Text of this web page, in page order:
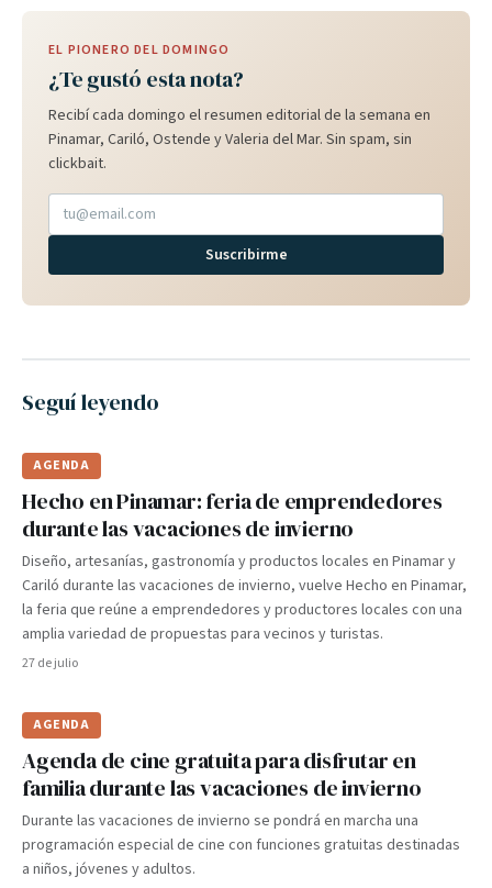
EL PIONERO DEL DOMINGO
¿Te gustó esta nota?
Recibí cada domingo el resumen editorial de la semana en
Pinamar, Cariló, Ostende y Valeria del Mar. Sin spam, sin
clickbait.
Suscribirme
Seguí leyendo
AGENDA
Hecho en Pinamar: feria de emprendedores
durante las vacaciones de invierno
Diseño, artesanías, gastronomía y productos locales en Pinamar y
Cariló durante las vacaciones de invierno, vuelve Hecho en Pinamar,
la feria que reúne a emprendedores y productores locales con una
amplia variedad de propuestas para vecinos y turistas.
27 de julio
AGENDA
Agenda de cine gratuita para disfrutar en
familia durante las vacaciones de invierno
Durante las vacaciones de invierno se pondrá en marcha una
programación especial de cine con funciones gratuitas destinadas
a niños, jóvenes y adultos.